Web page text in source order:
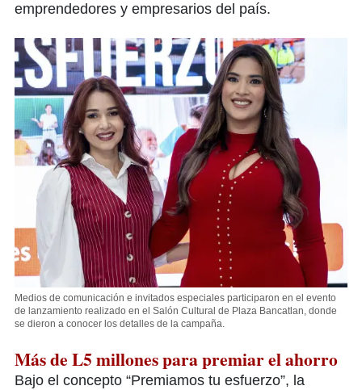
emprendedores y empresarios del país.
Medios de comunicación e invitados especiales participaron en el evento
de lanzamiento realizado en el Salón Cultural de Plaza Bancatlan, donde
se dieron a conocer los detalles de la campaña.
Más de L5 millones para premiar el ahorro
Bajo el concepto “Premiamos tu esfuerzo”, la